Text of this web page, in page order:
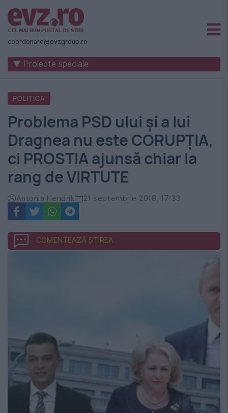
Știri
naționale
internaționale
România
-
Evenimentul
Zilei
coordonare@evzgroup.ro
▼ Proiecte speciale
POLITICA
Problema PSD ului și a lui
Dragnea nu este CORUPŢIA,
ci PROSTIA ajunsă chiar la
rang de VIRTUTE
Antonia Hendrik 21 septembrie 2018, 17:33
COMENTEAZĂ ȘTIREA